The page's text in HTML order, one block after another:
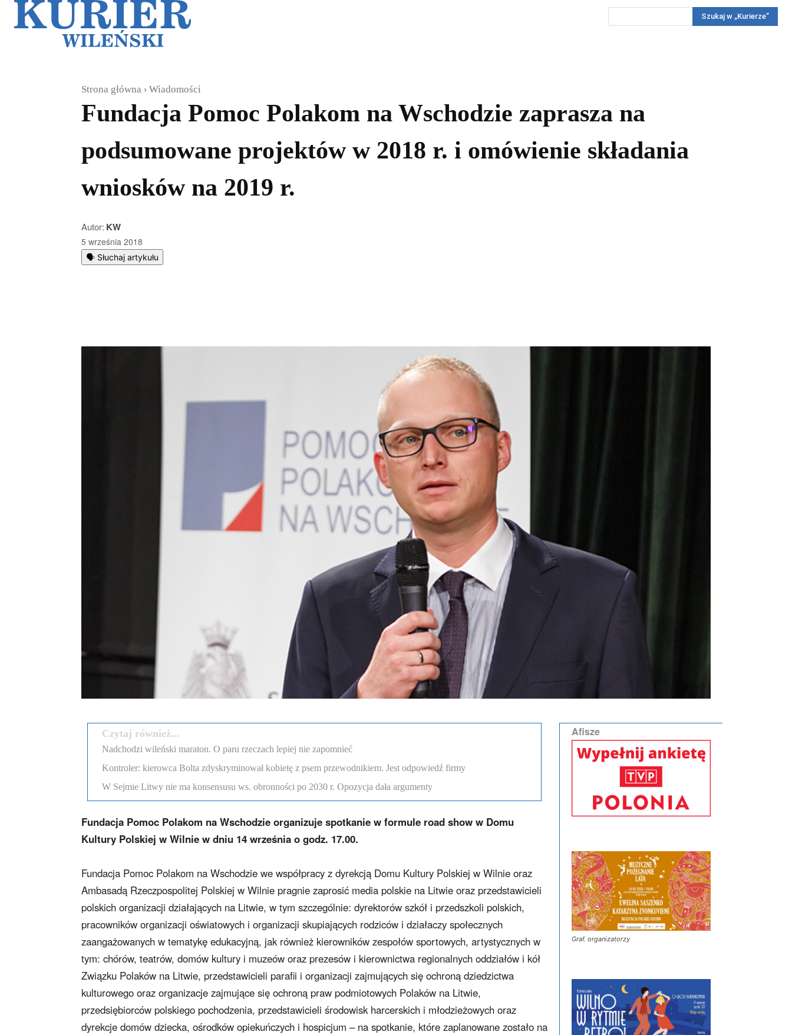
Reportaż KonkursyWięcej
Szukaj w „Kurierze”
Strona główna Wiadomości
Fundacja Pomoc Polakom na Wschodzie zaprasza na
podsumowane projektów w 2018 r. i omówienie składania
wniosków na 2019 r.
Autor: KW
5 września 2018
🗣️ Słuchaj artykułu
Czytaj również...
Nadchodzi wileński maraton. O paru rzeczach lepiej nie zapomnieć
Kontroler: kierowca Bolta zdyskryminował kobietę z psem przewodnikiem. Jest odpowiedź firmy
W Sejmie Litwy nie ma konsensusu ws. obronności po 2030 r. Opozycja dała argumenty
Fundacja Pomoc Polakom na Wschodzie organizuje spotkanie w formule road show w Domu
Kultury Polskiej w Wilnie w dniu 14 września o godz. 17.00.
Fundacja Pomoc Polakom na Wschodzie we współpracy z dyrekcją Domu Kultury Polskiej w Wilnie oraz
Ambasadą Rzeczpospolitej Polskiej w Wilnie pragnie zaprosić media polskie na Litwie oraz przedstawicieli
polskich organizacji działających na Litwie, w tym szczególnie: dyrektorów szkół i przedszkoli polskich,
pracowników organizacji oświatowych i organizacji skupiających rodziców i działaczy społecznych
zaangażowanych w tematykę edukacyjną, jak również kierowników zespołów sportowych, artystycznych w
tym: chórów, teatrów, domów kultury i muzeów oraz prezesów i kierownictwa regionalnych oddziałów i kół
Związku Polaków na Litwie, przedstawicieli parafii i organizacji zajmujących się ochroną dziedzictwa
kulturowego oraz organizacje zajmujące się ochroną praw podmiotowych Polaków na Litwie,
przedsiębiorców polskiego pochodzenia, przedstawicieli środowisk harcerskich i młodzieżowych oraz
dyrekcje domów dziecka, ośrodków opiekuńczych i hospicjum – na spotkanie, które zaplanowane zostało na
Afisze
Graf. organizatorzy